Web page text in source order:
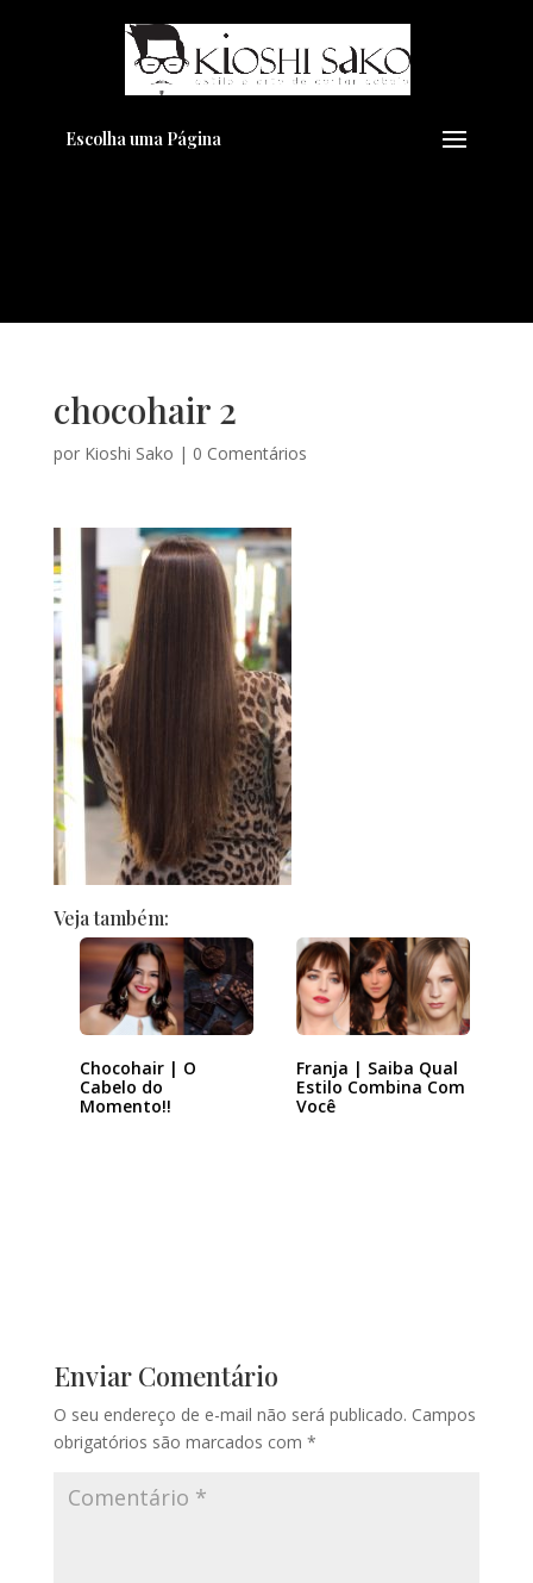
Escolha uma Página
chocohair 2
por Kioshi Sako | 0 Comentários
Veja também:
Chocohair | O
Cabelo do
Momento!!
Franja | Saiba Qual
Estilo Combina Com
Você
Enviar Comentário
O seu endereço de e-mail não será publicado. Campos
obrigatórios são marcados com *
Pensando em transformar seu
Visual??